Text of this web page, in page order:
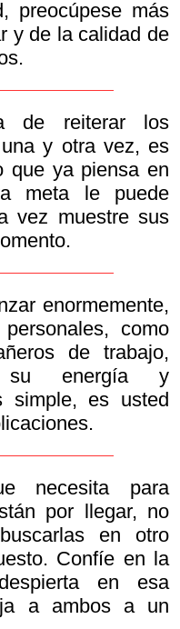
preocúpese más
y de la calidad de
de reiterar los
y otra vez, es
que ya piensa en
meta le puede
vez muestre sus
enormemente,
como
de trabajo,
su energía y
simple, es usted
necesita para
por llegar, no
en otro
Confíe en la
en esa
a ambos a un